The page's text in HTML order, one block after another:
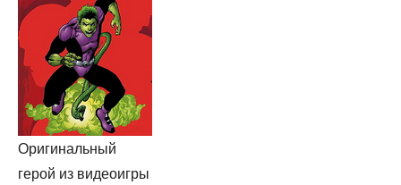
Оригинальный
герой из видеоигры